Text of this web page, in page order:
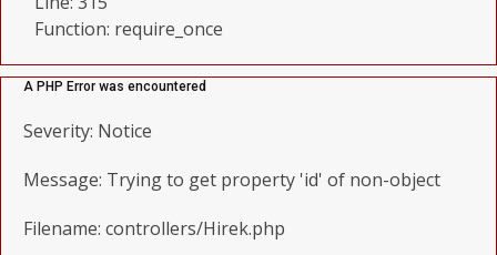
Function: require_once
A PHP Error was encountered
Severity: Notice
Message: Trying to get property 'id' of non-object
Filename: controllers/Hirek.php